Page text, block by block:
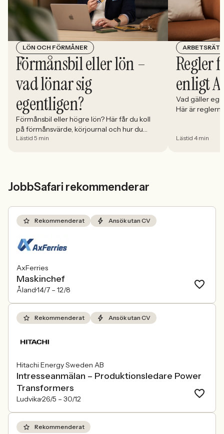
LÖN OCH FÖRMÅNER
Förmånsbil eller lön –
vad lönar sig
egentligen?
Förmånsbil eller högre lön? Här får du koll
på förmånsvärde, körjournal och hur du
räknar ut vilket alternativ som faktiskt lönar
Lästid 5 min
Regler
enligt
Vad gäller
Här är
Lästid 4 min
JobbSafari rekommenderar
Rekommenderat Ansök utan CV
AxFerries
Maskinchef
Åland14/7 – 12/8
Rekommenderat Ansök utan CV
Hitachi Energy Sweden AB
Intresseanmälan – Produktionsledare Power
Transformers
Ludvika26/5 – 30/12
Rekommenderat